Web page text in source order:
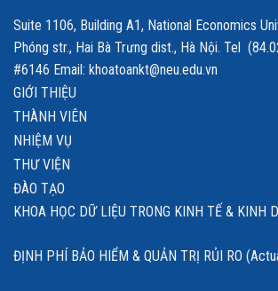
Suite 1106, Building A1, National Economics
Phóng str., Hai Bà Trưng dist., Hà Nội. Tel
#6146 Email: khoatoankt@neu.edu.vn
GIỚI THIỆU
THÀNH VIÊN
NHIỆM VỤ
THƯ VIỆN
ĐÀO TẠO
KHOA HỌC DỮ LIỆU TRONG KINH TẾ & KINH
ĐỊNH PHÍ BẢO HIỂM & QUẢN TRỊ RỦI RO